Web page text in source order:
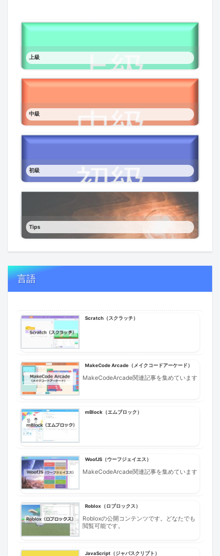
上級
中級
初級
Tips
言語
Scratch（スクラッチ）
MakeCode Arcade（メイクコードアーケード）
MakeCodeArcade関連記事を集めています
mBlock（エムブロック）
WoofJS（ウーフジェイエス）
MakeCodeArcade関連記事を集めています
Roblox（ロブロックス）
Robloxの公開コンテンツです。どなたでも
閲覧可能です。
JavaScript（ジャバスクリプト）